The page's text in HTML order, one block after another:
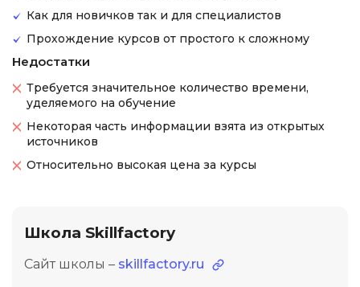
Как для новичков так и для специалистов
Прохождение курсов от простого к сложному
Недостатки
Требуется значительное количество времени,
уделяемого на обучение
Некоторая часть информации взята из открытых
источников
Относительно высокая цена за курсы
Школа Skillfactory
Сайт школы – skillfactory.ru